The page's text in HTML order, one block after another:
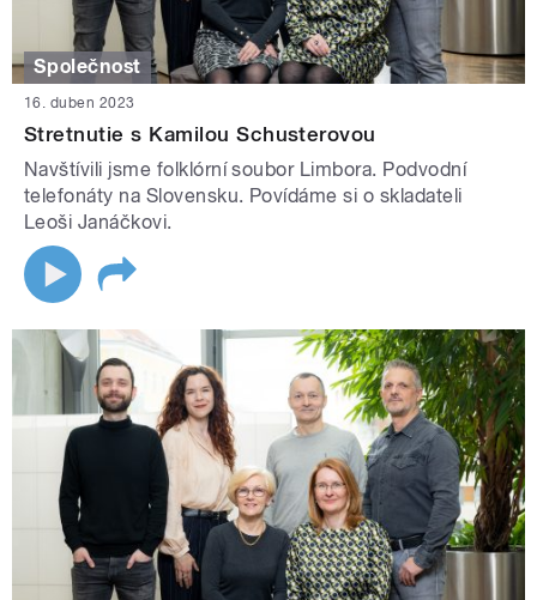
Společnost
16. duben 2023
Stretnutie s Kamilou Schusterovou
Navštívili jsme folklórní soubor Limbora. Podvodní
telefonáty na Slovensku. Povídáme si o skladateli
Leoši Janáčkovi.